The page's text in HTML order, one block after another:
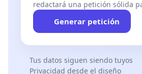
redactará una petición sólida
Generar petición
Tus datos siguen siendo tuyos
Privacidad desde el diseño